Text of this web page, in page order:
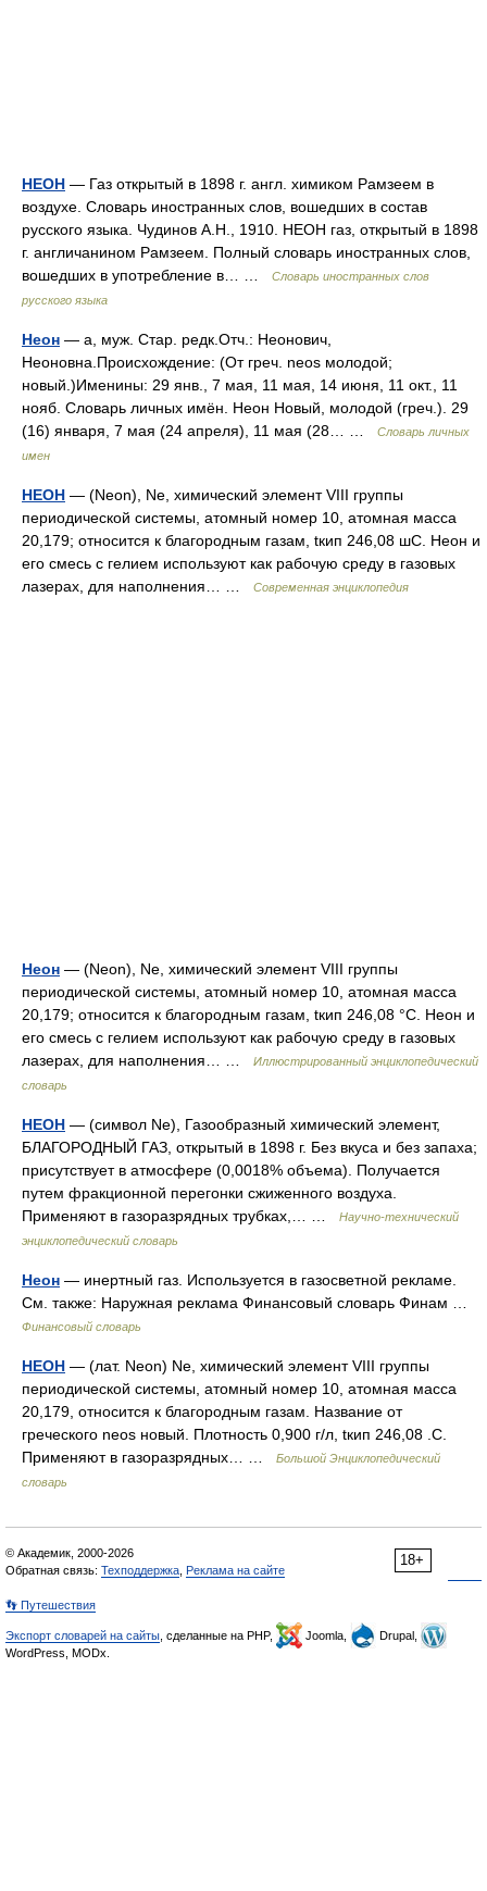
НЕОН — Газ открытый в 1898 г. англ. химиком Рамзеем в
воздухе. Словарь иностранных слов, вошедших в состав
русского языка. Чудинов А.Н., 1910. НЕОН газ, открытый в 1898
г. англичанином Рамзеем. Полный словарь иностранных слов,
вошедших в употребление в… …
Словарь иностранных слов
русского языка
Неон — а, муж. Стар. редк.Отч.: Неонович,
Неоновна.Происхождение: (От греч. neos молодой;
новый.)Именины: 29 янв., 7 мая, 11 мая, 14 июня, 11 окт., 11
нояб. Словарь личных имён. Неон Новый, молодой (греч.). 29
(16) января, 7 мая (24 апреля), 11 мая (28… …
Словарь личных
имен
НЕОН — (Neon), Ne, химический элемент VIII группы
периодической системы, атомный номер 10, атомная масса
20,179; относится к благородным газам, tкип 246,08 шC. Неон и
его смесь с гелием используют как рабочую среду в газовых
лазерах, для наполнения… …
Современная энциклопедия
Неон — (Neon), Ne, химический элемент VIII группы
периодической системы, атомный номер 10, атомная масса
20,179; относится к благородным газам, tкип 246,08 °C. Неон и
его смесь с гелием используют как рабочую среду в газовых
лазерах, для наполнения… …
Иллюстрированный энциклопедический
словарь
НЕОН — (символ Ne), Газообразный химический элемент,
БЛАГОРОДНЫЙ ГАЗ, открытый в 1898 г. Без вкуса и без запаха;
присутствует в атмосфере (0,0018% объема). Получается
путем фракционной перегонки сжиженного воздуха.
Применяют в газоразрядных трубках,… …
Научно-технический
энциклопедический словарь
Неон — инертный газ. Используется в газосветной рекламе.
См. также: Наружная реклама Финансовый словарь Финам …
Финансовый словарь
НЕОН — (лат. Neon) Ne, химический элемент VIII группы
периодической системы, атомный номер 10, атомная масса
20,179, относится к благородным газам. Название от
греческого neos новый. Плотность 0,900 г/л, tкип 246,08 .С.
Применяют в газоразрядных… …
Большой Энциклопедический
словарь
18+
© Академик, 2000-2026
Обратная связь: Техподдержка Реклама на сайте
👣 Путешествия
Экспорт словарей на сайты , сделанные на PHP, Joomla,
Drupal,
WordPress, MODx.